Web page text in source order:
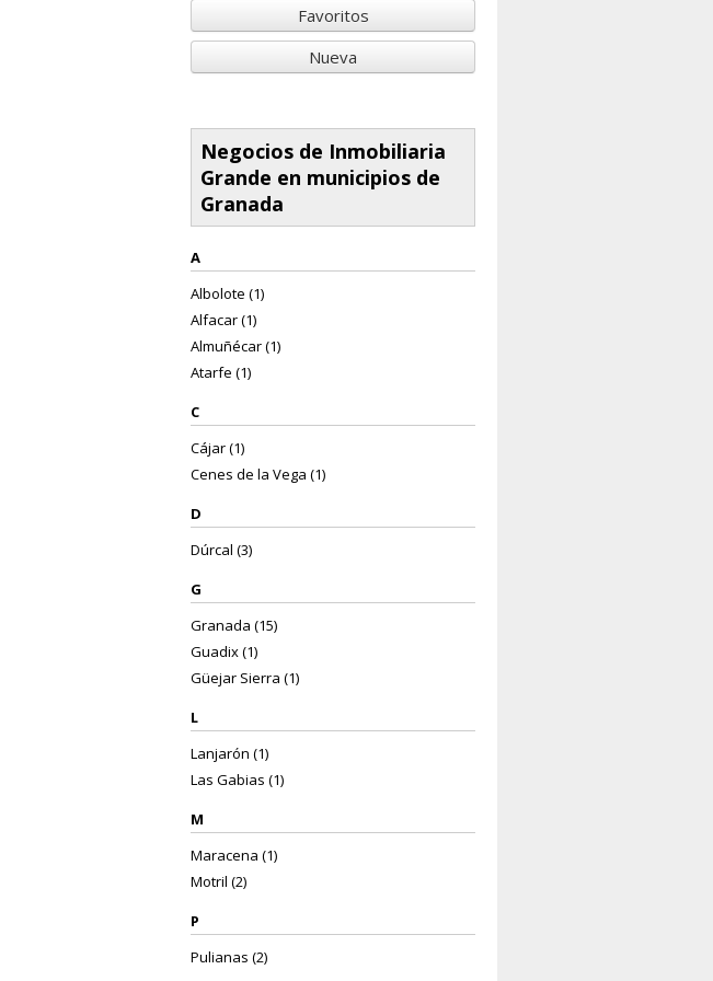
Favoritos
Nueva
Negocios de Inmobiliaria
Grande en municipios de
Granada
A
Albolote (1)
Alfacar (1)
Almuñécar (1)
Atarfe (1)
C
Cájar (1)
Cenes de la Vega (1)
D
Dúrcal (3)
G
Granada (15)
Guadix (1)
Güejar Sierra (1)
L
Lanjarón (1)
Las Gabias (1)
M
Maracena (1)
Motril (2)
P
Pulianas (2)